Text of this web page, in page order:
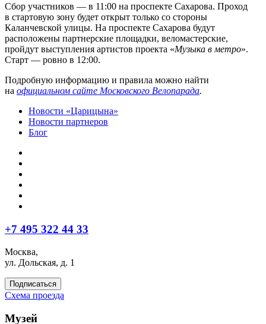
Сбор участников — в 11:00 на проспекте Сахарова. Проход
в стартовую зону будет открыт только со стороны
Каланчевской улицы. На проспекте Сахарова будут
расположены партнерские площадки, веломастерские,
пройдут выступления артистов проекта «Музыка в метро».
Старт — ровно в 12:00.
Подробную информацию и правила можно найти
на официальном сайте Московского Велопарада.
Новости «Царицына»
Новости партнеров
Блог
+7 495 322 44 33
Москва,
ул. Дольская, д. 1
Подписаться
Схема проезда
Музей